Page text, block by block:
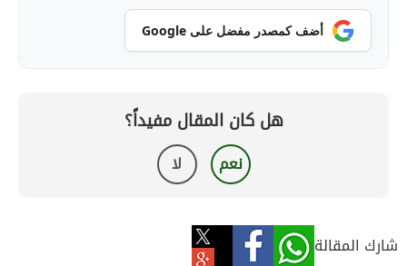
أضف كمصدر مفضل على Google
هل كان المقال مفيداً؟
نعم لا
شارك المقالة